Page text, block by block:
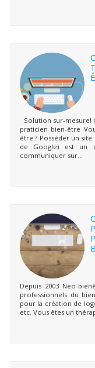
Solution sur-
praticien bien-être
être ? Posséder un
de Google) est un
communiquer sur...
Depuis 2003 Neo-
professionnels du
pour la création de
etc. Vous êtes un